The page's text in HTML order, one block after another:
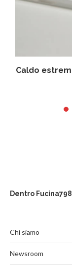
Caldo
Dentro Fucina798
Chi siamo
Newsroom